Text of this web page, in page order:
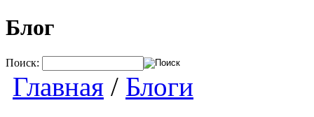
Блог
Поиск:
Главная / Блоги